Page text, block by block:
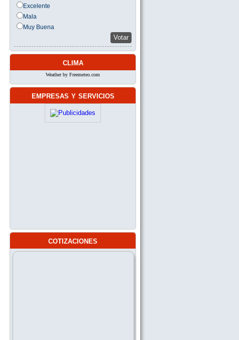
Excelente
Mala
Muy Buena
Votar
clima
Weather by Freemeteo.com
empresas y servicios
cotizaciones